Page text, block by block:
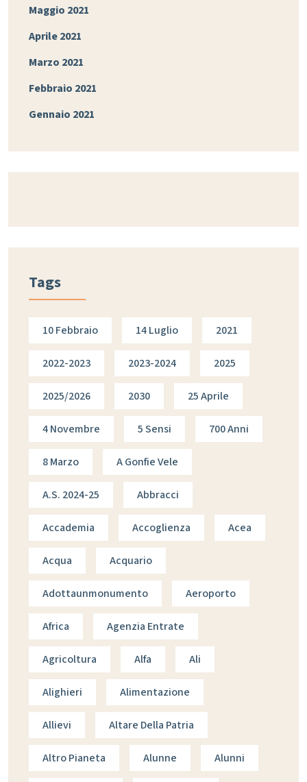
Maggio 2021
Aprile 2021
Marzo 2021
Febbraio 2021
Gennaio 2021
Tags
10 Febbraio 14 Luglio 2021
2022-2023 2023-2024 2025
2025/2026 2030 25 Aprile
4 Novembre 5 Sensi 700 Anni
8 Marzo A Gonfie Vele
A.s. 2024-25 Abbracci
Accademia Accoglienza Acea
Acqua Acquario
Adottaunmonumento Aeroporto
Africa Agenzia Entrate
Agricoltura Alfa Ali
Alighieri Alimentazione
Allievi Altare Della Patria
Altro Pianeta Alunne Alunni